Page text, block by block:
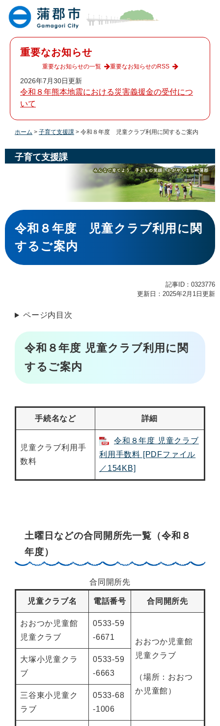
重要なお知らせ
2026年7月30日更新
令和８年熊本地震における災害義援金の受付につ
いて
重要なお知らせの一覧 重要なお知らせのRSS
ホーム > 子育て支援課 > 令和８年度 児童クラブ利用に関するご案内
子育て支援課
本
文
令和８年度 児童クラブ利用に関
するご案内
記事ID：0323776
更新日：2025年2月1日更新
ページ内目次
令和８年度 児童クラブ利用に関
するご案内
手続名など 詳細
児童クラブ利用手
数料
令和８年度 児童クラブ
利用手数料 [PDFファイル
／154KB]
土曜日などの合同開所先一覧（令和８
年度）
合同開所先
児童クラブ名 電話番号 合同開所先
おおつか児童館
児童クラブ
0533-59
-6671
おおつか児童館
児童クラブ
（場所：おおつ
か児童館）
大塚小児童クラ
ブ
0533-59
-6663
三谷東小児童ク
ラブ
0533-68
-1006